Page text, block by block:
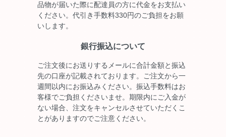
品物が届いた際に配達員の方に代金をお支払い
ください。代引き手数料330円のご負担をお願
いします。
銀行振込について
ご注文後にお送りするメールに合計金額と振込
先の口座が記載されております。ご注文から一
週間以内にお振込みください。振込手数料はお
客様でご負担くださいませ。期限内にご入金が
ない場合、注文をキャンセルさせていただくこ
とがありますのでご注意ください。